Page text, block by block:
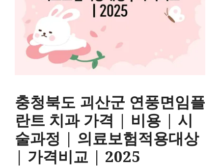
충청북도 괴산군 연풍면임플
란트 치과 가격 | 비용 | 시
술과정 | 의료보험적용대상
| 가격비교 | 2025